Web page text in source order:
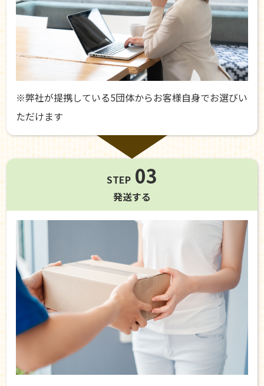
※弊社が提携している5団体からお客様自身でお選びい
ただけます
STEP 03
発送する